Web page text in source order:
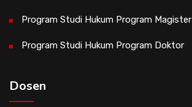
Program Studi Hukum Program Magister
Program Studi Hukum Program Doktor
Dosen